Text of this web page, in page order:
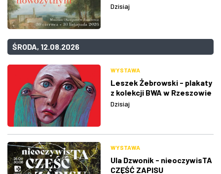
Dzisiaj
ŚRODA, 12.08.2026
WYSTAWA
Leszek Żebrowski - plakaty
z kolekcji BWA w Rzeszowie
Dzisiaj
WYSTAWA
Ula Dzwonik - nieoczywisTA
CZĘŚĆ ZAPISU